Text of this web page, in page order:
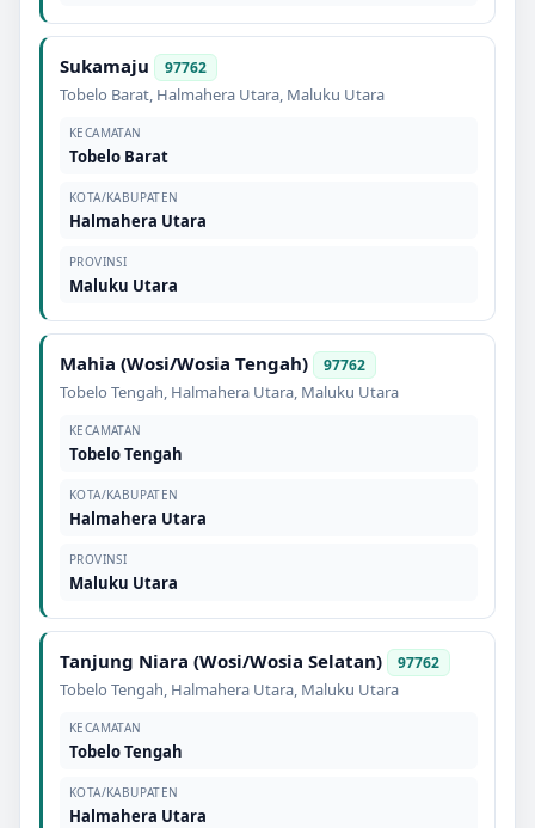
Sukamaju 97762
Tobelo Barat, Halmahera Utara, Maluku Utara
KECAMATAN
Tobelo Barat
KOTA/KABUPATEN
Halmahera Utara
PROVINSI
Maluku Utara
Mahia (Wosi/Wosia Tengah) 97762
Tobelo Tengah, Halmahera Utara, Maluku Utara
KECAMATAN
Tobelo Tengah
KOTA/KABUPATEN
Halmahera Utara
PROVINSI
Maluku Utara
Tanjung Niara (Wosi/Wosia Selatan) 97762
Tobelo Tengah, Halmahera Utara, Maluku Utara
KECAMATAN
Tobelo Tengah
KOTA/KABUPATEN
Halmahera Utara